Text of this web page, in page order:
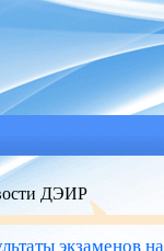
ДЭИР
экзаменов